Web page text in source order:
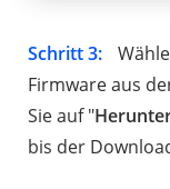
Schritt 3:
Firmware aus
Sie auf "
bis der